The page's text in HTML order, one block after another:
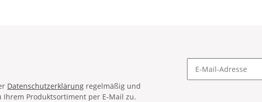
Datenschutzerklärung regelmäßig und
Produktsortiment per E-Mail zu.